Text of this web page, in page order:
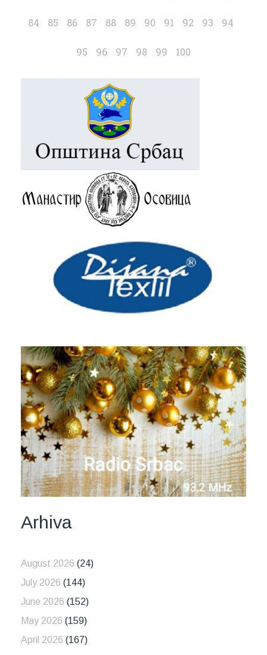
84 85 86 87 88 89 90 91 92 93 94
95 96 97 98 99 100
Arhiva
August 2026 (24)
July 2026 (144)
June 2026 (152)
May 2026 (159)
April 2026 (167)